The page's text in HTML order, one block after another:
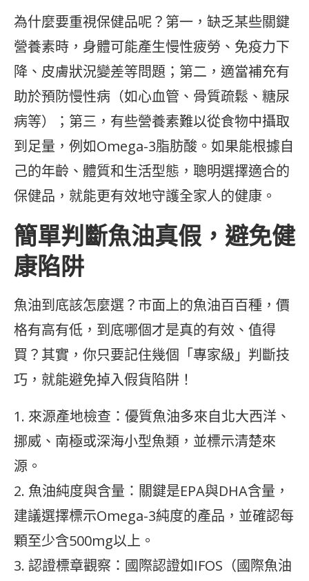
為什麼要重視保健品呢？第一，缺乏某些關鍵
營養素時，身體可能產生慢性疲勞、免疫力下
降、皮膚狀況變差等問題；第二，適當補充有
助於預防慢性病（如心血管、骨質疏鬆、糖尿
病等）；第三，有些營養素難以從食物中攝取
到足量，例如Omega-3脂肪酸。如果能根據自
己的年齡、體質和生活型態，聰明選擇適合的
保健品，就能更有效地守護全家人的健康。
簡單判斷魚油真假，避免健
康陷阱
魚油到底該怎麼選？市面上的魚油百百種，價
格有高有低，到底哪個才是真的有效、值得
買？其實，你只要記住幾個「專家級」判斷技
巧，就能避免掉入假貨陷阱！
1. 來源產地檢查：優質魚油多來自北大西洋、
挪威、南極或深海小型魚類，並標示清楚來
源。
2. 魚油純度與含量：關鍵是EPA與DHA含量，
建議選擇標示Omega-3純度的產品，並確認每
顆至少含500mg以上。
3. 認證標章觀察：國際認證如IFOS（國際魚油